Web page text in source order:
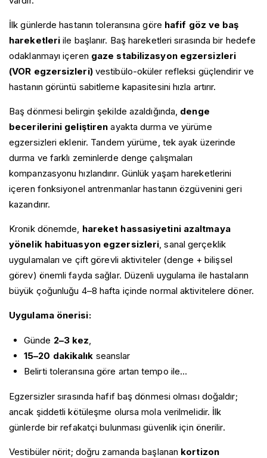
İlk günlerde hastanın toleransına göre hafif göz ve baş
hareketleri ile başlanır. Baş hareketleri sırasında bir hedefe
odaklanmayı içeren gaze stabilizasyon egzersizleri
(VOR egzersizleri)vestibülo-oküler refleksi güçlendirir ve
hastanın görüntü sabitleme kapasitesini hızla artırır.
Baş dönmesi belirgin şekilde azaldığında, denge
becerilerini geliştiren ayakta durma ve yürüme
egzersizleri eklenir. Tandem yürüme, tek ayak üzerinde
durma ve farklı zeminlerde denge çalışmaları
kompanzasyonu hızlandırır. Günlük yaşam hareketlerini
içeren fonksiyonel antrenmanlar hastanın özgüvenini geri
kazandırır.
Kronik dönemde, hareket hassasiyetini azaltmaya
yönelik habituasyon egzersizleri , sanal gerçeklik
uygulamaları ve çift görevli aktiviteler (denge + bilişsel
görev) önemli fayda sağlar. Düzenli uygulama ile hastaların
büyük çoğunluğu 4–8 hafta içinde normal aktivitelere döner.
Uygulama önerisi:
Günde 2–3 kez
15–20 dakikalık seanslar
Belirti toleransına göre artan tempo ile…
Egzersizler sırasında hafif baş dönmesi olması doğaldır;
ancak şiddetli kötüleşme olursa mola verilmelidir. İlk
günlerde bir refakatçi bulunması güvenlik için önerilir.
Vestibüler nörit; doğru zamanda başlanan kortizon